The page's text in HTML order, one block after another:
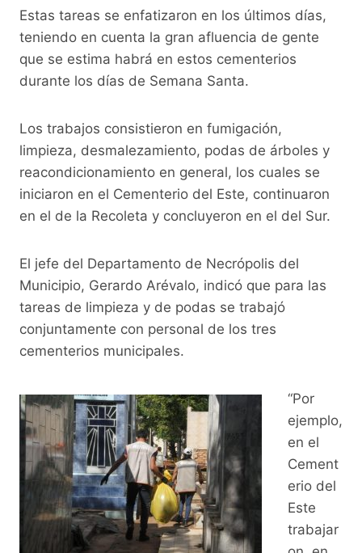
Estas tareas se enfatizaron en los últimos días,
teniendo en cuenta la gran afluencia de gente
que se estima habrá en estos cementerios
durante los días de Semana Santa.
Los trabajos consistieron en fumigación,
limpieza, desmalezamiento, podas de árboles y
reacondicionamiento en general, los cuales se
iniciaron en el Cementerio del Este, continuaron
en el de la Recoleta y concluyeron en el del Sur.
El jefe del Departamento de Necrópolis del
Municipio, Gerardo Arévalo, indicó que para las
tareas de limpieza y de podas se trabajó
conjuntamente con personal de los tres
cementerios municipales.
“Por
ejemplo,
en el
Cement
erio del
Este
trabajar